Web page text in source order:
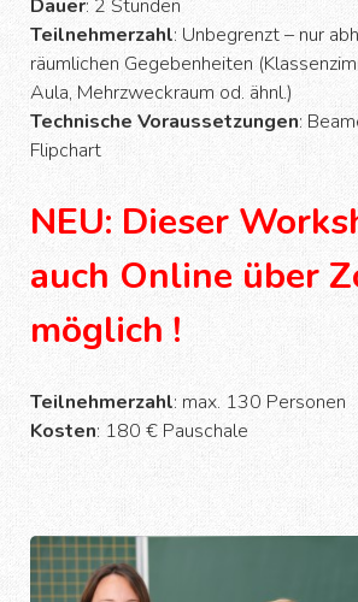
Dauer: 2 Stunden
Teilnehmerzahl: Unbegrenzt – nur
räumlichen Gegebenheiten
Aula, Mehrzweckraum od. ähnl.)
Technische Voraussetzungen:
Flipchart
NEU: Dieser
auch Online über
möglich !
Teilnehmerzahl: max. 130 Personen
Kosten: 180 € Pauschale